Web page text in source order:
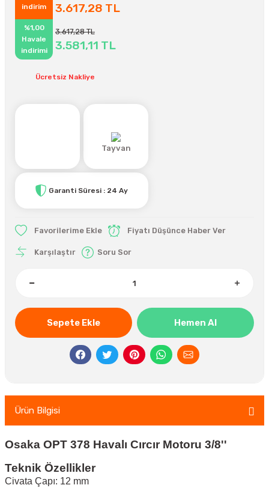
indirim 3.617,28 TL
%1,00
Havale
indirimi
3.617,28 TL
3.581,11 TL
Ücretsiz Nakliye
Tayvan
Garanti Süresi : 24 Ay
Fiyatı Düşünce Haber Ver
Karşılaştır Soru Sor
Sepete Ekle Hemen Al
Ürün Bilgisi
Osaka OPT 378 Havalı Cırcır Motoru 3/8''
Teknik Özellikler
Civata Çapı: 12 mm